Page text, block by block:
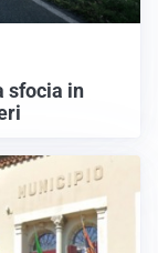
sfocia in